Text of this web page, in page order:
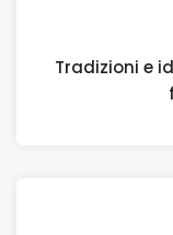
Tradizioni e